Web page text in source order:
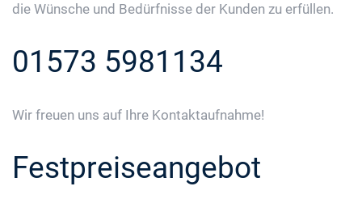
die Wünsche und Bedürfnisse der Kunden zu erfüllen.
01573 5981134
Wir freuen uns auf Ihre Kontaktaufnahme!
Festpreiseangebot